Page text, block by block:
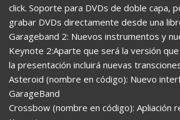
click. Soporte para DVDs de doble capa,
grabar DVDs directamente desde una
Garageband 2: Nuevos instrumentos y
Keynote 2:Aparte que será la versión
la presentación incluirá nuevas
Asteroid (nombre en código): Nuevo
GarageBand
Crossbow (nombre en código): Apliación